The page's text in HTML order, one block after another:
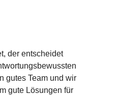
der entscheidet
gutes Team und wir
gute Lösungen für